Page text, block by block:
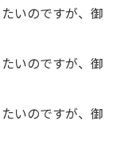
いのですが、御
いのですが、御
いのですが、御